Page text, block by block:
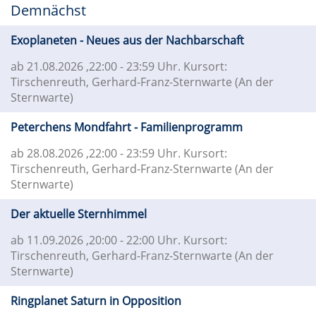
Demnächst
Exoplaneten - Neues aus der Nachbarschaft
ab 21.08.2026 ,22:00 - 23:59 Uhr. Kursort:
Tirschenreuth, Gerhard-Franz-Sternwarte (An der
Sternwarte)
Peterchens Mondfahrt - Familienprogramm
ab 28.08.2026 ,22:00 - 23:59 Uhr. Kursort:
Tirschenreuth, Gerhard-Franz-Sternwarte (An der
Sternwarte)
Der aktuelle Sternhimmel
ab 11.09.2026 ,20:00 - 22:00 Uhr. Kursort:
Tirschenreuth, Gerhard-Franz-Sternwarte (An der
Sternwarte)
Ringplanet Saturn in Opposition